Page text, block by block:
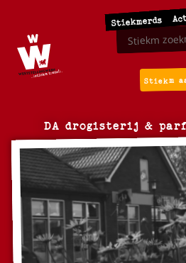
Stiekmerds
Stiekm
DA drogisterij &